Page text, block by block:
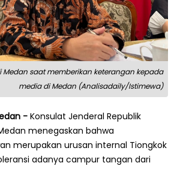
Medan saat memberikan keterangan kepada
media di Medan (Analisadaily/Istimewa)
- Konsulat Jenderal Republik
menegaskan bahwa
merupakan urusan internal Tiongkok
adanya campur tangan dari